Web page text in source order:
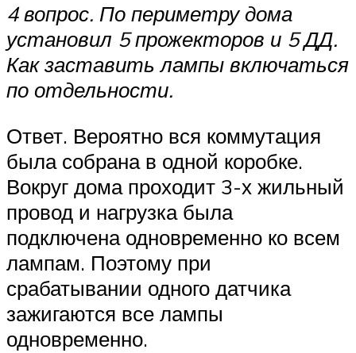
4 вопрос. По периметру дома
установил 5 прожекторов и 5 ДД.
Как заставить лампы включаться
по отдельности.
Ответ. Вероятно вся коммутация
была собрана в одной коробке.
Вокруг дома проходит 3-х жильный
провод и нагрузка была
подключена одновременно ко всем
лампам. Поэтому при
срабатывании одного датчика
зажигаются все лампы
одновременно.